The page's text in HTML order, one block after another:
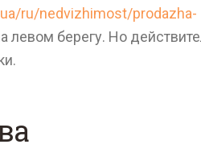
ru/nedvizhimost/prodazha-
берегу. Но